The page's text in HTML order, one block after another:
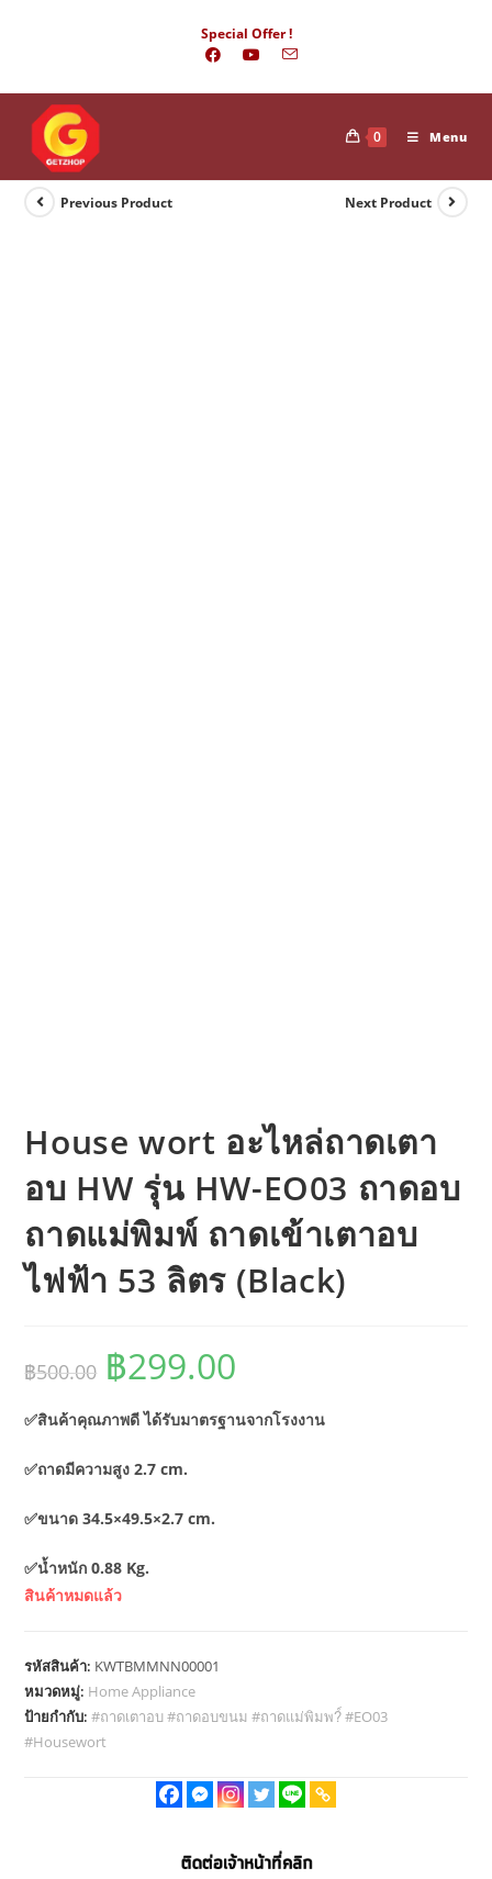
Special Offer !
0 Menu
Previous Product Next Product
House wort อะไหล่ถาดเตา
อบ HW รุ่น HW-EO03 ถาดอบ
ถาดแม่พิมพ์ ถาดเข้าเตาอบ
ไฟฟ้า 53 ลิตร (Black)
฿500.00
Original
price
was:
฿299.00
✅สินค้าคุณภาพดี ได้รับมาตรฐานจากโรงงาน
✅ถาดมีความสูง 2.7 cm.
✅ขนาด 34.5×49.5×2.7 cm.
✅น้ำหนัก 0.88 Kg.
สินค้าหมดแล้ว
รหัสสินค้า: KWTBMMNN00001
หมวดหมู่: Home Appliance
ป้ายกำกับ:#ถาดเตาอบ #ถาดอบขนม #ถาดแม่พิมพ?์ #EO03
#Housewort